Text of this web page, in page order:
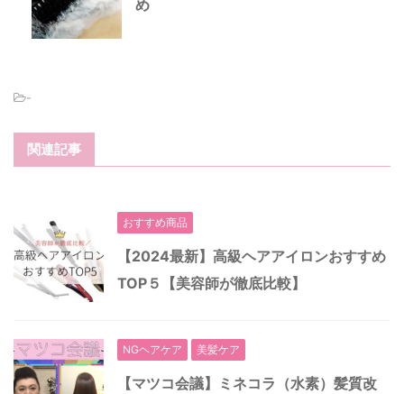
め
-
関連記事
おすすめ商品
【2024最新】高級ヘアアイロンおすすめ
TOP５【美容師が徹底比較】
NGヘアケア 美髪ケア
【マツコ会議】ミネコラ（水素）髪質改